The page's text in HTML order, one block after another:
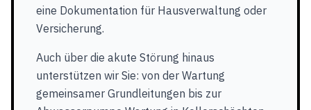
eine Dokumentation für Hausverwaltung oder
Versicherung.
Auch über die akute Störung hinaus
unterstützen wir Sie: von der Wartung
gemeinsamer Grundleitungen bis zur